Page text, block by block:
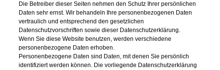
Die Betreiber dieser Seiten nehmen den Schutz Ihrer persönlichen
Daten sehr ernst. Wir behandeln Ihre personenbezogenen Daten
vertraulich und entsprechend den gesetzlichen
Datenschutzvorschriften sowie dieser Datenschutzerklärung.
Wenn Sie diese Website benutzen, werden verschiedene
personenbezogene Daten erhoben.
Personenbezogene Daten sind Daten, mit denen Sie persönlich
identifiziert werden können. Die vorliegende Datenschutzerklärung